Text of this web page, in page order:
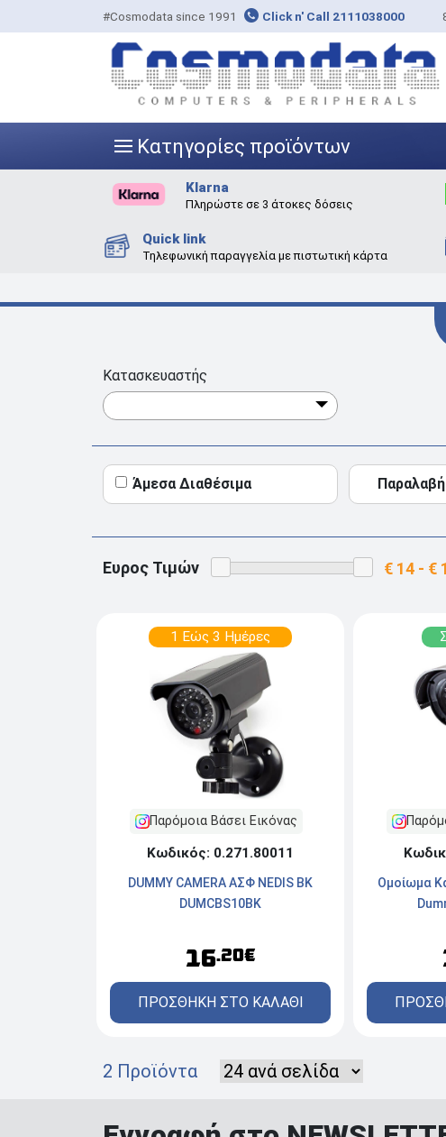
#Cosmodata since 1991 Click n' Call 2111038000
||| Κατηγορίες προϊόντων
Klarna
Πληρώστε σε 3 άτοκες δόσεις
Quick link
Τηλεφωνική παραγγελία με πιστωτική κάρτα
Κατασκευαστής
Άμεσα Διαθέσιμα
Ευρος Τιμών
1 Εώς 3 Ημέρες
Παρόμοια Βάσει Εικόνας
Κωδικός: 0.271.80011
DUMMY CAMERA ΑΣΦ NEDIS BK
DUMCBS10BK
16.20€
ΠΡΟΣΘΗΚΗ ΣΤΟ ΚΑΛΑΘΙ
Ομοίωμα
2 Προϊόντα